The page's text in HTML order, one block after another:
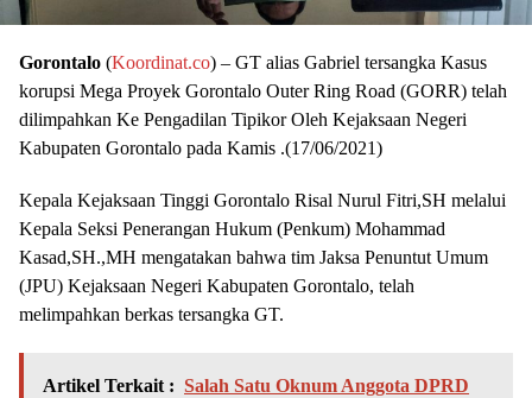
Gorontalo (Koordinat.co) – GT alias Gabriel tersangka Kasus
korupsi Mega Proyek Gorontalo Outer Ring Road (GORR) telah
dilimpahkan Ke Pengadilan Tipikor Oleh Kejaksaan Negeri
Kabupaten Gorontalo pada Kamis .(17/06/2021)
Kepala Kejaksaan Tinggi Gorontalo Risal Nurul Fitri,SH melalui
Kepala Seksi Penerangan Hukum (Penkum) Mohammad
Kasad,SH.,MH mengatakan bahwa tim Jaksa Penuntut Umum
(JPU) Kejaksaan Negeri Kabupaten Gorontalo, telah
melimpahkan berkas tersangka GT.
Artikel Terkait : Salah Satu Oknum Anggota DPRD